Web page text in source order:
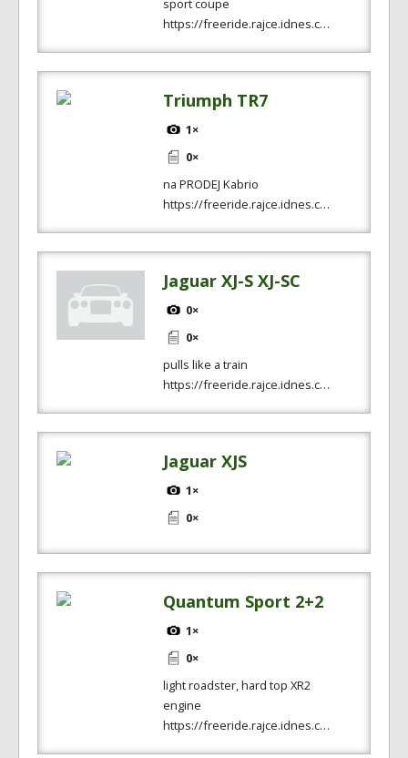
sport coupe
https://freeride.rajce.idnes.c…
Triumph TR7
1×
0×
na PRODEJ Kabrio
https://freeride.rajce.idnes.c…
Jaguar XJ-S XJ-SC
0×
0×
pulls like a train
https://freeride.rajce.idnes.c…
Jaguar XJS
1×
0×
Quantum Sport 2+2
1×
0×
light roadster, hard top XR2
engine
https://freeride.rajce.idnes.c…